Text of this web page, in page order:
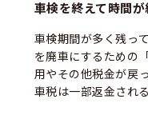
車検を終えて時間
車検期間が多く残っ
を廃車にするための
用やその他税金が戻
車税は一部返金され